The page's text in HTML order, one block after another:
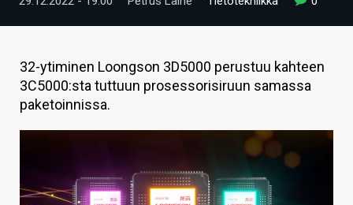
TECHBBS
TIETOA
HINTA.FI
32-ytiminen Loongson 3D5000 perustuu kahteen
3C5000:sta tuttuun prosessorisiruun samassa
paketoinnissa.